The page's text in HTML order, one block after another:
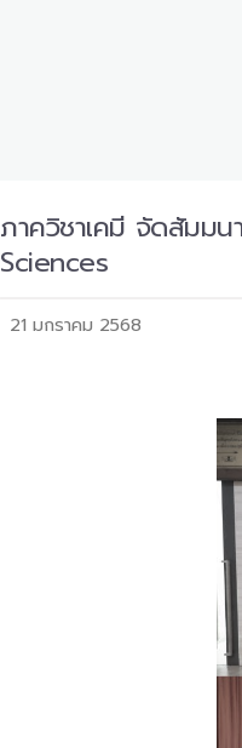
ภาควิชาเคมี จัดสัมม
Sciences
21 มกราคม 2568